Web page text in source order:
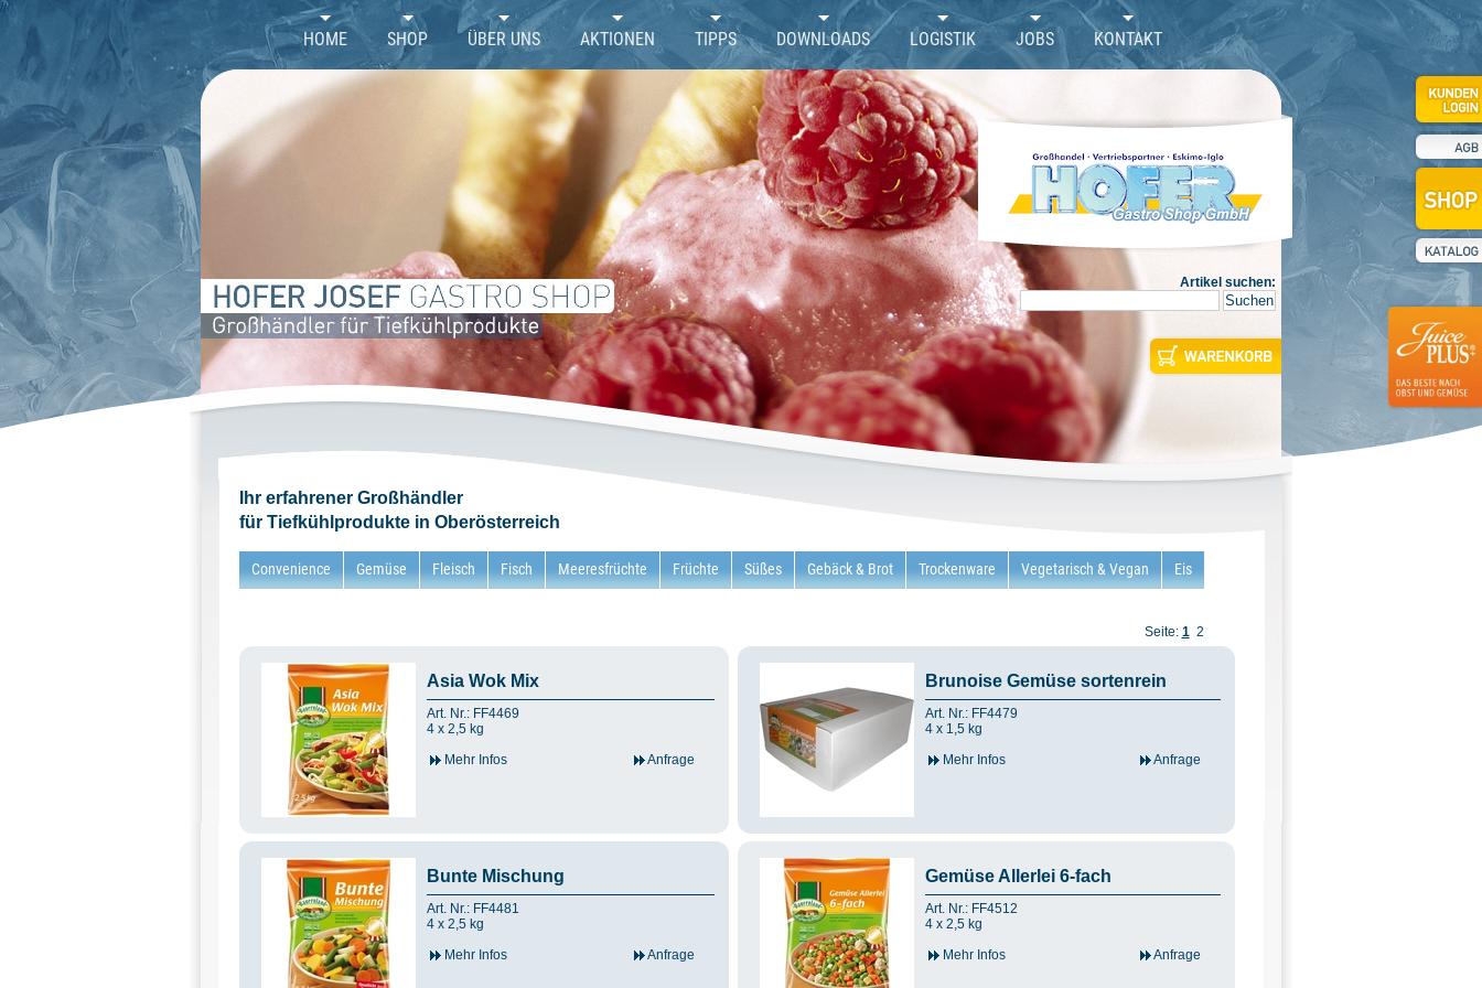
//
HOME SHOP ÜBER UNS AKTIONEN TIPPS DOWNLOADS LOGISTIK JOBS KONTAKT
Artikel suchen:
Ihr erfahrener Großhändler
für Tiefkühlprodukte in Oberösterreich
Convenience Gemüse Fleisch Fisch Meeresfrüchte Früchte Süßes Gebäck & Brot Trockenware Vegetarisch & Vegan Eis
Seite: 1 2
Asia Wok Mix
Art. Nr.: FF4469
4 x 2,5 kg
Mehr Infos
Anfrage
Brunoise Gemüse sortenrein
Art. Nr.: FF4479
4 x 1,5 kg
Mehr Infos
Anfrage
Bunte Mischung
Art. Nr.: FF4481
4 x 2,5 kg
Mehr Infos
Anfrage
Gemüse Allerlei 6-fach
Art. Nr.: FF4512
4 x 2,5 kg
Mehr Infos
Anfrage